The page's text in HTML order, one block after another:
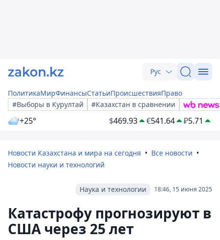
Рус
ПолитикаМирФинансыСтатьиПроисшествияПраво
#Выборы в Курултай
#Казахстан в сравнении
+25° $469.93 €541.64 ₽5.71
Новости Казахстана и мира на сегодня
Все новости
Новости науки и технологий
18:46, 15 июня 2025
Наука и технологии
Катастрофу прогнозируют в
США через 25 лет